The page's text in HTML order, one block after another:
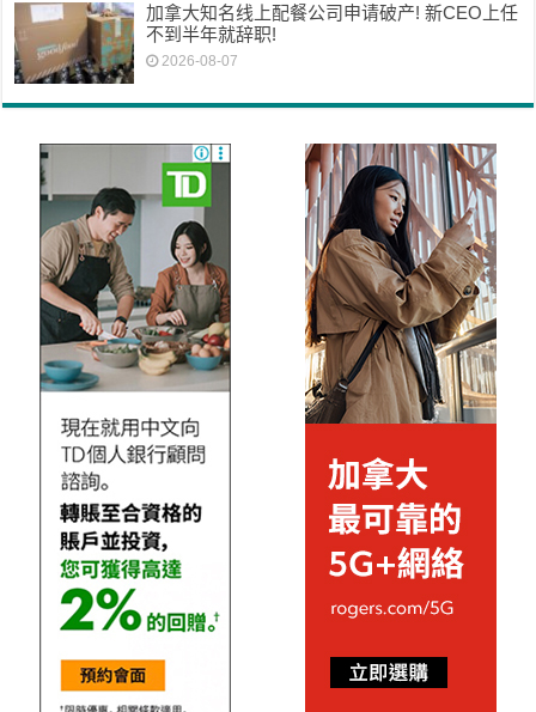
加拿大知名线上配餐公司申请破产! 新CEO上任
不到半年就辞职!
2026-08-07